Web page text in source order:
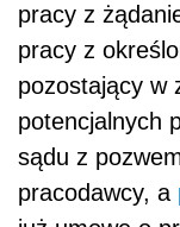
pracy z
pracy z
pozostający w
potencjalnych
sądu z
pracodawcy, a